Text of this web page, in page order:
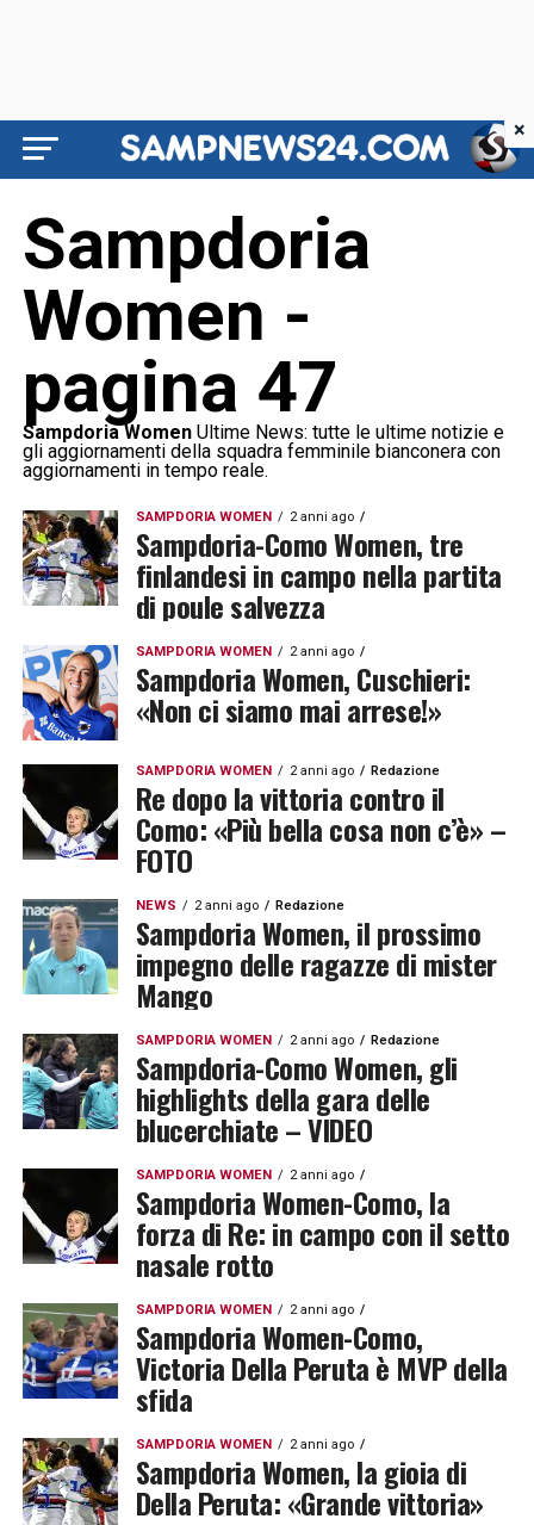
Sampdoria
Women -
pagina 47
Sampdoria WomenUltime News: tutte le ultime notizie e
gli aggiornamenti della squadra femminile bianconera con
aggiornamenti in tempo reale.
SAMPDORIA WOMEN 2 anni ago
Sampdoria-Como Women, tre
finlandesi in campo nella partita
di poule salvezza
SAMPDORIA WOMEN 2 anni ago
Sampdoria Women, Cuschieri:
«Non ci siamo mai arrese!»
SAMPDORIA WOMEN 2 anni ago Redazione
Re dopo la vittoria contro il
Como: «Più bella cosa non c’è» –
FOTO
NEWS 2 anni ago Redazione
Sampdoria Women, il prossimo
impegno delle ragazze di mister
Mango
SAMPDORIA WOMEN 2 anni ago Redazione
Sampdoria-Como Women, gli
highlights della gara delle
blucerchiate – VIDEO
SAMPDORIA WOMEN 2 anni ago
Sampdoria Women-Como, la
forza di Re: in campo con il setto
nasale rotto
SAMPDORIA WOMEN 2 anni ago
Sampdoria Women-Como,
Victoria Della Peruta è MVP della
sfida
SAMPDORIA WOMEN 2 anni ago
Sampdoria Women, la gioia di
Della Peruta: «Grande vittoria»
×